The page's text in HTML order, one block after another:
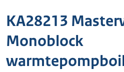
KA28213
Monoblock